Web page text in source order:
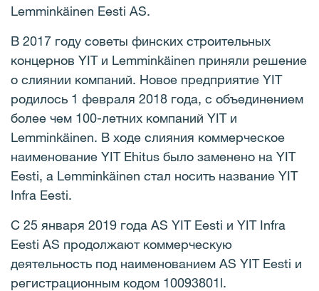
Lemminkäinen Eesti AS.
В 2017 году советы финских строительных
концернов YIT и Lemminkäinen приняли решение
о слиянии компаний. Новое предприятие YIT
родилось 1 февраля 2018 года, с объединением
более чем 100-летних компаний YIT и
Lemminkäinen. В ходе слияния коммерческое
наименование YIT Ehitus было заменено на YIT
Eesti, а Lemminkäinen стал носить название YIT
Infra Eesti.
С 25 января 2019 года AS YIT Eesti и YIT Infra
Eesti AS продолжают коммерческую
деятельность под наименованием AS YIT Eesti и
регистрационным кодом 10093801l.